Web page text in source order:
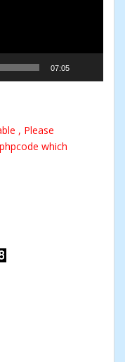
07:05
, Please
which